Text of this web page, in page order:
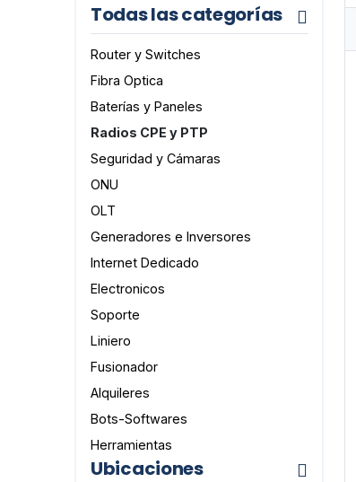
Todas las categorías
Router y Switches
Fibra Optica
Baterías y Paneles
Radios CPE y PTP
Seguridad y Cámaras
ONU
OLT
Generadores e Inversores
Internet Dedicado
Electronicos
Soporte
Liniero
Fusionador
Alquileres
Bots-Softwares
Herramientas
Ubicaciones